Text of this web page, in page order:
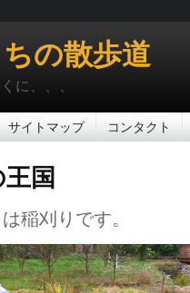
の散歩道
に、、、
サイトマップ コンタクト
国
稲刈りです。